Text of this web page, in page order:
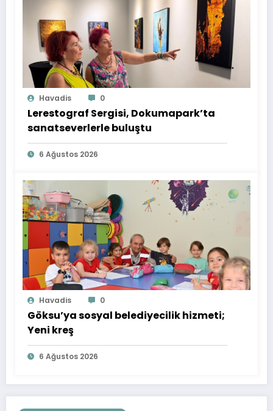
Havadis 0
Lerestograf Sergisi, Dokumapark’ta
sanatseverlerle buluştu
6 Ağustos 2026
Havadis 0
Göksu’ya sosyal belediyecilik hizmeti;
Yeni kreş
6 Ağustos 2026